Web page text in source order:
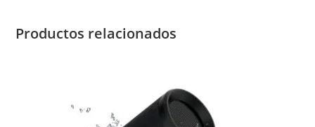
Productos relacionados